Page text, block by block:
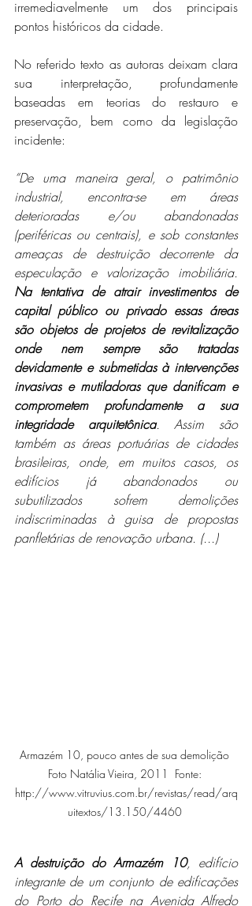
irremediavelmente um dos principais
pontos históricos da cidade.
No referido texto as autoras deixam clara
sua interpretação, profundamente
baseadas em teorias do restauro e
preservação, bem como da legislação
incidente:
“De uma maneira geral, o patrimônio
industrial, encontra-se em áreas
deterioradas e/ou abandonadas
(periféricas ou centrais), e sob constantes
ameaças de destruição decorrente da
Na tentativa de atrair investimentos de
capital público ou privado essas áreas
são objetos de projetos de revitalização
onde nem sempre são tratadas
devidamente e submetidas à intervenções
invasivas e mutiladoras que danificam e
comprometem profundamente a sua
integridade arquitetônica. Assim são
também as áreas portuárias de cidades
brasileiras, onde, em muitos casos, os
edifícios já abandonados ou
subutilizados sofrem demolições
indiscriminadas à guisa de propostas
panfletárias de renovação urbana. (...)
Foto Natália Vieira, 2011  Fonte:
http://www.vitruvius.com.br/revistas/read/arq
uitextos/13.150/4460
A destruição do Armazém 10, edifício
integrante de um conjunto de edificações
do Porto do Recife na Avenida Alfredo